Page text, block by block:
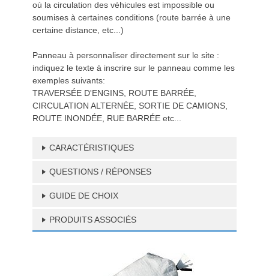
où la circulation des véhicules est impossible ou
soumises à certaines conditions (route barrée à une
certaine distance, etc...)
Panneau à personnaliser directement sur le site :
indiquez le texte à inscrire sur le panneau comme les
exemples suivants:
TRAVERSÉE D'ENGINS, ROUTE BARRÉE,
CIRCULATION ALTERNÉE, SORTIE DE CAMIONS,
ROUTE INONDÉE, RUE BARRÉE etc...
CARACTÉRISTIQUES
QUESTIONS / RÉPONSES
GUIDE DE CHOIX
PRODUITS ASSOCIÉS